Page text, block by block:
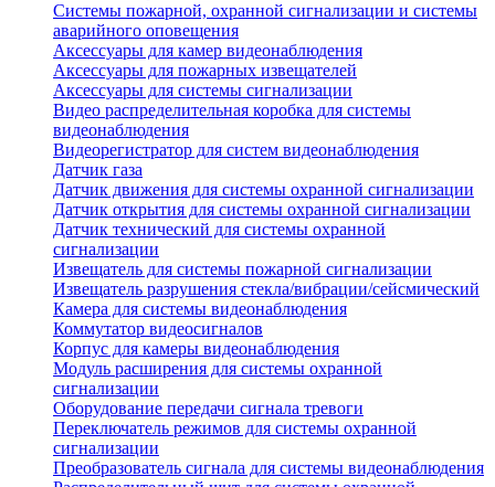
Системы пожарной, охранной сигнализации и системы
аварийного оповещения
Аксессуары для камер видеонаблюдения
Аксессуары для пожарных извещателей
Аксессуары для системы сигнализации
Видео распределительная коробка для системы
видеонаблюдения
Видеорегистратор для систем видеонаблюдения
Датчик газа
Датчик движения для системы охранной сигнализации
Датчик открытия для системы охранной сигнализации
Датчик технический для системы охранной
сигнализации
Извещатель для системы пожарной сигнализации
Извещатель разрушения стекла/вибрации/сейсмический
Камера для системы видеонаблюдения
Коммутатор видеосигналов
Корпус для камеры видеонаблюдения
Модуль расширения для системы охранной
сигнализации
Оборудование передачи сигнала тревоги
Переключатель режимов для системы охранной
сигнализации
Преобразователь сигнала для системы видеонаблюдения